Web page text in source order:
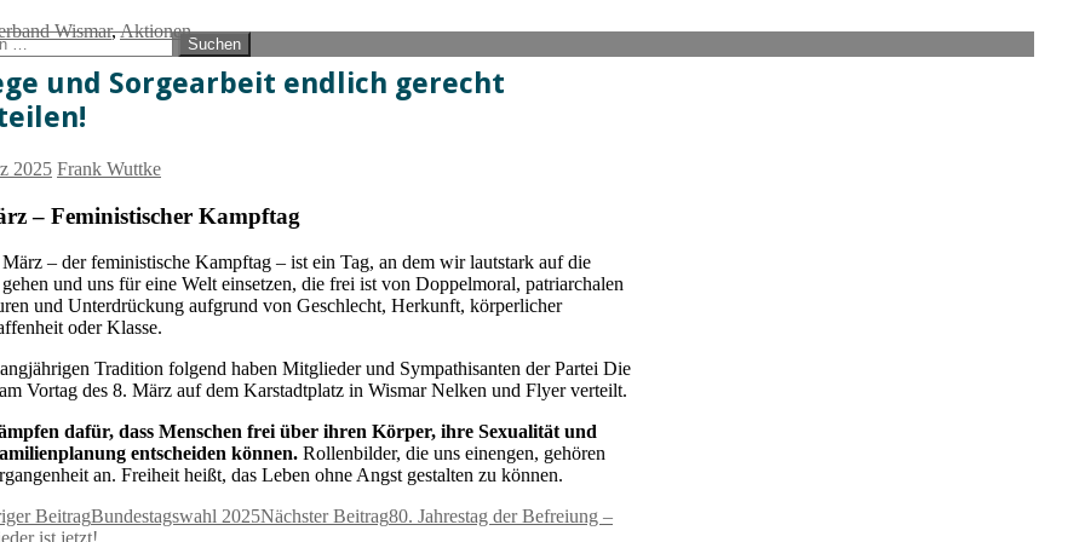
Wismar,Aktionen
und Sorgearbeit endlich gerecht
2025 Frank Wuttke
– Feministischer Kampftag
– der feministische Kampftag – ist ein Tag, an dem wir lautstark auf die
gehen und uns für eine Welt einsetzen, die frei ist von Doppelmoral, patriarchalen
und Unterdrückung aufgrund von Geschlecht, Herkunft, körperlicher
oder Klasse.
Tradition folgend haben Mitglieder und Sympathisanten der Partei Die
Vortag des 8. März auf dem Karstadtplatz in Wismar Nelken und Flyer verteilt.
dafür, dass Menschen frei über ihren Körper, ihre Sexualität und
entscheiden können. Rollenbilder, die uns einengen, gehören
an. Freiheit heißt, das Leben ohne Angst gestalten zu können.
BeitragBundestagswahl 2025Nächster Beitrag80. Jahrestag der Befreiung –